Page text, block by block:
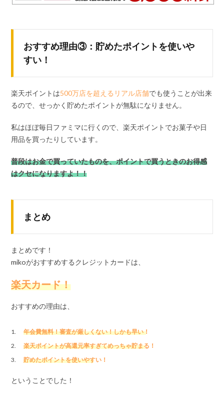
おすすめ理由③：貯めたポイントを使いや
すい！
楽天ポイントは500万店を超えるリアル店舗でも使うことが出来
るので、せっかく貯めたポイントが無駄になりません。
私はほぼ毎日ファミマに行くので、楽天ポイントでお菓子や日
用品を買ったりしています。
普段はお金で買っていたものを、ポイントで買うときのお得感
はクセになりますよ！！
まとめ
まとめです！
mikoがおすすめするクレジットカードは、
楽天カード！
おすすめの理由は、
年会費無料！審査が厳しくない！しかも早い！
楽天ポイントが高還元率すぎてめっちゃ貯まる！
貯めたポイントを使いやすい！
ということでした！